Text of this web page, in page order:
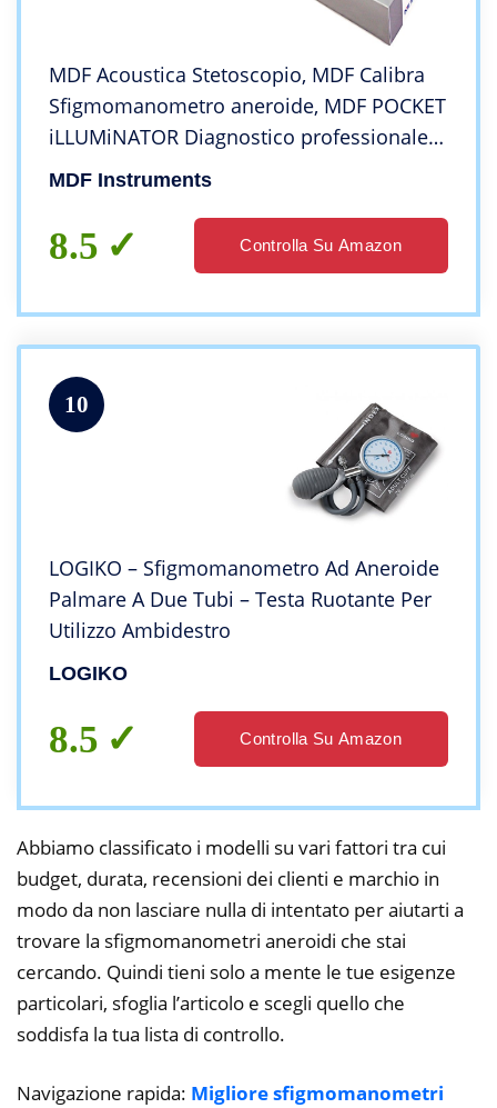
MDF Acoustica Stetoscopio, MDF Calibra
Sfigmomanometro aneroide, MDF POCKET
iLLUMiNATOR Diagnostico professionale
Penlight – Fuxia (ThinkPink) – (MDF808M-
MDF Instruments
8.5 Controlla Su Amazon
10
LOGIKO – Sfigmomanometro Ad Aneroide
Palmare A Due Tubi – Testa Ruotante Per
Utilizzo Ambidestro
LOGIKO
8.5 Controlla Su Amazon
Abbiamo classificato i modelli su vari fattori tra cui
budget, durata, recensioni dei clienti e marchio in
modo da non lasciare nulla di intentato per aiutarti a
trovare la sfigmomanometri aneroidi che stai
cercando. Quindi tieni solo a mente le tue esigenze
particolari, sfoglia l’articolo e scegli quello che
soddisfa la tua lista di controllo.
Navigazione rapida: Migliore sfigmomanometri